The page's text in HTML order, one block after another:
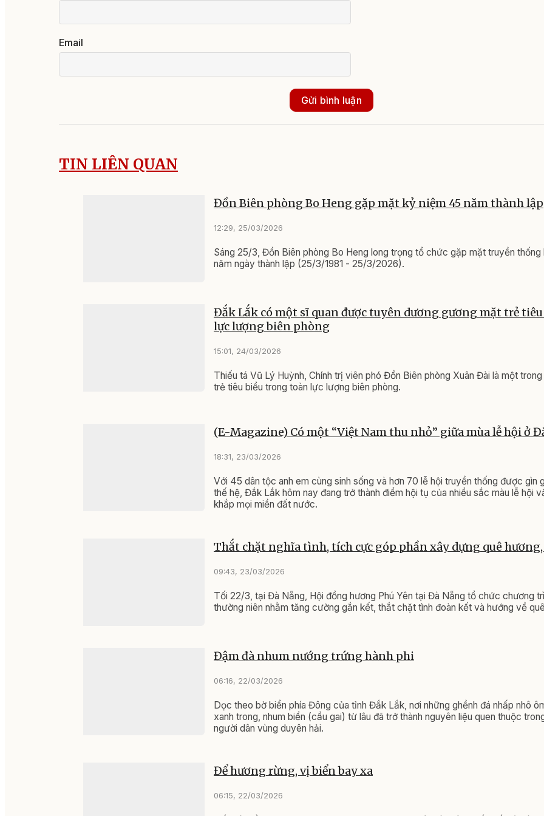
Email
Gửi bình luận
TIN LIÊN QUAN
Đồn Biên phòng Bo Heng gặp mặt kỷ niệm 45 năm thành lập
12:29, 25/03/2026
Sáng 25/3, Đồn Biên phòng Bo Heng long trọng tổ chức gặp mặt truyền
năm ngày thành lập (25/3/1981 - 25/3/2026).
Đắk Lắk có một sĩ quan được tuyên dương gương mặt trẻ
lực lượng biên phòng
15:01, 24/03/2026
Thiếu tá Vũ Lý Huỳnh, Chính trị viên phó Đồn Biên phòng Xuân Đài là một
trẻ tiêu biểu trong toàn lực lượng biên phòng.
(E-Magazine) Có một “Việt Nam thu nhỏ” giữa mùa lễ hội ở
18:31, 23/03/2026
Với 45 dân tộc anh em cùng sinh sống và hơn 70 lễ hội truyền thống được gìn
thế hệ, Đắk Lắk hôm nay đang trở thành điểm hội tụ của nhiều sắc màu lễ hội
khắp mọi miền đất nước.
Thắt chặt nghĩa tình, tích cực góp phần xây dựng quê
09:43, 23/03/2026
Tối 22/3, tại Đà Nẵng, Hội đồng hương Phú Yên tại Đà Nẵng tổ chức chương
thường niên nhằm tăng cường gắn kết, thắt chặt tình đoàn kết và hướng về
Đậm đà nhum nướng trứng hành phi
06:16, 22/03/2026
Dọc theo bờ biển phía Đông của tỉnh Đắk Lắk, nơi những ghềnh đá nhấp nhô
xanh trong, nhum biển (cầu gai) từ lâu đã trở thành nguyên liệu quen thuộc
người dân vùng duyên hải.
Để hương rừng, vị biển bay xa
06:15, 22/03/2026